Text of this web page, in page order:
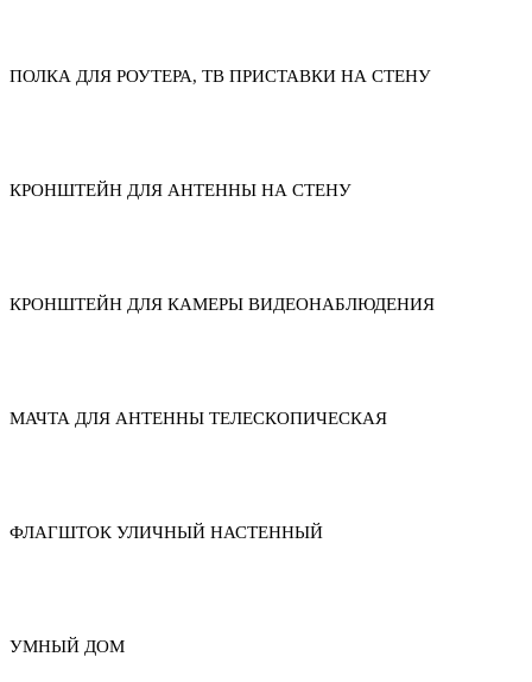
ПОЛКА ДЛЯ РОУТЕРА, ТВ ПРИСТАВКИ НА СТЕНУ
КРОНШТЕЙН ДЛЯ АНТЕННЫ НА СТЕНУ
КРОНШТЕЙН ДЛЯ КАМЕРЫ ВИДЕОНАБЛЮДЕНИЯ
МАЧТА ДЛЯ АНТЕННЫ ТЕЛЕСКОПИЧЕСКАЯ
ФЛАГШТОК УЛИЧНЫЙ НАСТЕННЫЙ
УМНЫЙ ДОМ